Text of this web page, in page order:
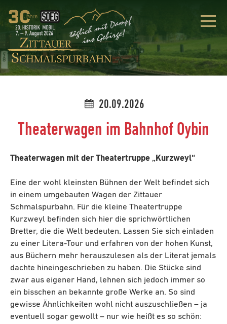
20.09.2026
Theaterwagen im Bahnhof Oybin
Theaterwagen mit der Theatertruppe „Kurzweyl“
Eine der wohl kleinsten Bühnen der Welt befindet sich
in einem umgebauten Wagen der Zittauer
Schmalspurbahn. Für die kleine Theatertruppe
Kurzweyl befinden sich hier die sprichwörtlichen
Bretter, die die Welt bedeuten. Lassen Sie sich einladen
zu einer Litera-Tour und erfahren von der hohen Kunst,
aus Büchern mehr herauszulesen als der Literat jemals
dachte hineingeschrieben zu haben. Die Stücke sind
zwar aus eigener Hand, lehnen sich jedoch immer so
ein bisschen an bekannte große Werke an. So sind
gewisse Ähnlichkeiten wohl nicht auszuschließen – ja
eventuell sogar gewollt – nur wie heißt es so schön: